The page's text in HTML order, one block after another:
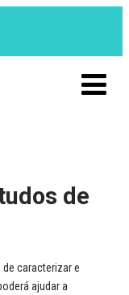
de
caracterizar e
ajudar a